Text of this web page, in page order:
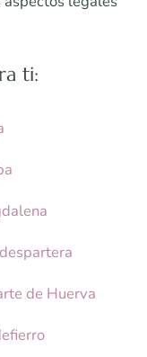
ti:
de Huerva